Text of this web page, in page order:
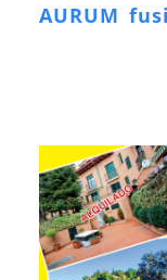
AURUM